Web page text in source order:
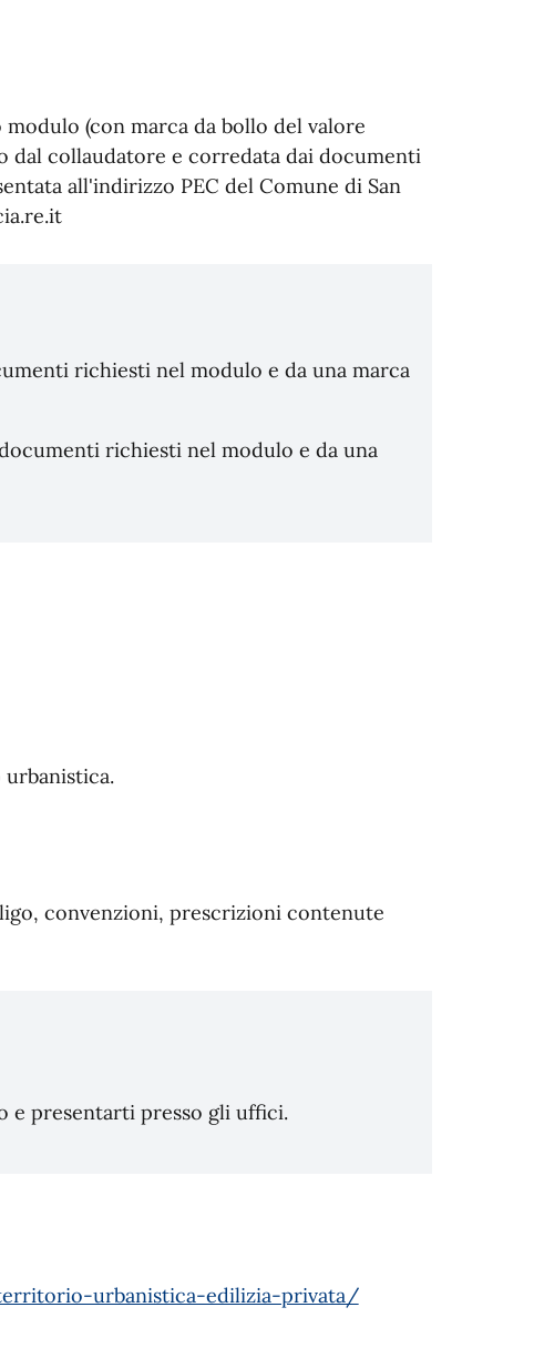
(con marca da bollo del valore
dal collaudatore e corredata dai documenti
all'indirizzo PEC del Comune di San
richiesti nel modulo e da una marca
richiesti nel modulo e da una
convenzioni, prescrizioni contenute
e presentarti presso gli uffici.
urbanistica-edilizia-privata/